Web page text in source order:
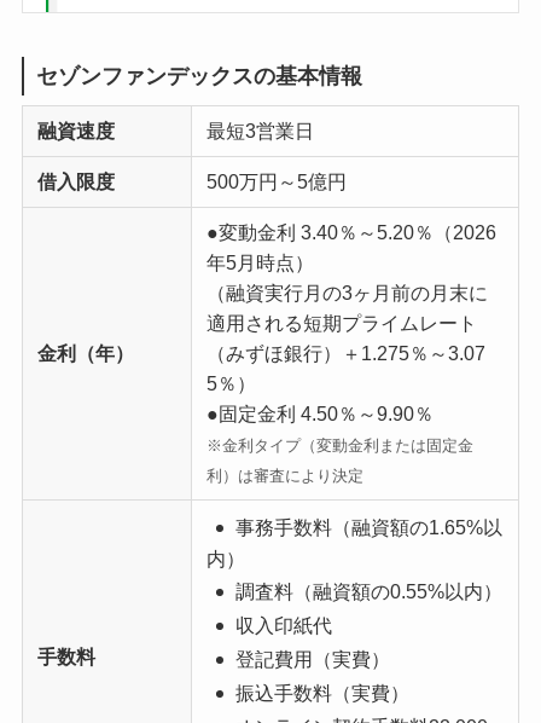
セゾンファンデックスの基本情報
融資速度 最短3営業日
借入限度 500万円～5億円
金利（年）
●変動金利 3.40％～5.20％（2026
年5月時点）
（融資実行月の3ヶ月前の月末に
適用される短期プライムレート
（みずほ銀行）＋1.275％～3.07
5％）
●固定金利 4.50％～9.90％
※金利タイプ（変動金利または固定金
利）は審査により決定
手数料
事務手数料 （融資額の1.65%以
内）
調査料 （融資額の0.55%以内）
収入印紙代
登記費用（実費）
振込手数料（実費）